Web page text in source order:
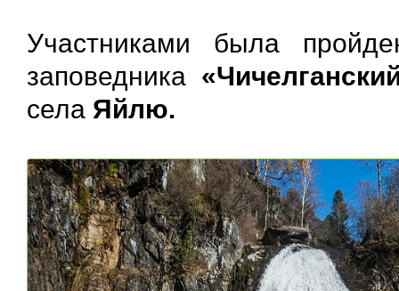
Участниками была
заповедника
села Яйлю.